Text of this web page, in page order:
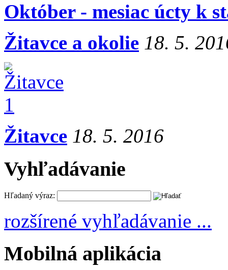
Október - mesiac úcty k
Žitavce a okolie 18. 5.
Žitavce 18. 5. 2016
Vyhľadávanie
Hľadaný výraz:
rozšírené vyhľadávanie ...
Mobilná aplikácia